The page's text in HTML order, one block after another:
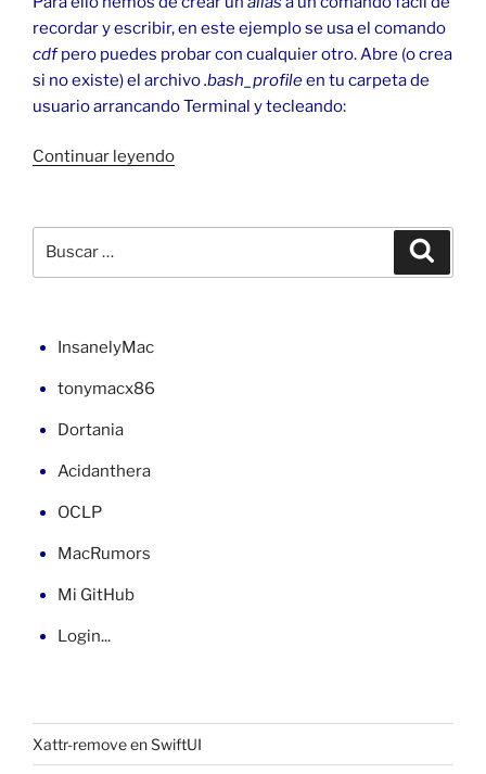
recordar y escribir, en este ejemplo se usa el comando
cdfpero puedes probar con cualquier otro. Abre (o crea
si no existe) el archivo.bash_profileen tu carpeta de
usuario arrancando Terminal y tecleando:
Continuar leyendo«Ventana
con
por:
InsanelyMac
tonymacx86
Dortania
Acidanthera
OCLP
MacRumors
Mi GitHub
Login...
Xattr-remove en SwiftUI